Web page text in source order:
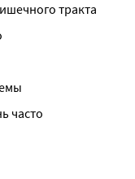
тракта
часто